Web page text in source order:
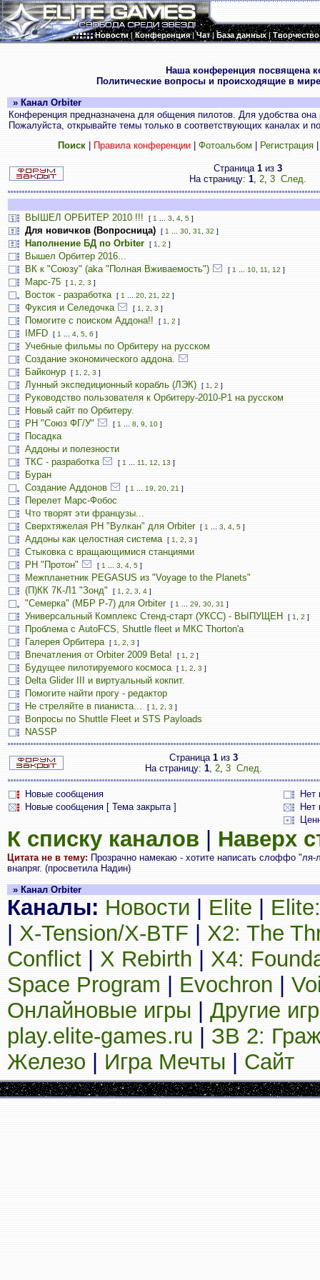
Новости|Конференция|Чат|База данных|Творчество
Наша конференция посвящена
Политические вопросы и происходящие в
» Канал Orbiter
Конференция предназначена для общения пилотов. Для удобства
Пожалуйста, открывайте темы только в соответствующих каналах и
Поиск| Правила конференции| Фотоальбом Регистрация
Страница 1 из 3
На страницу: 1, 2, 3 След.
ВЫШЕЛ ОРБИТЕР 2010 !!! [ 1 3 4 5 ]
Для новичков (Вопросница) [ 1 30 31 32 ]
Наполнение БД по Orbiter [ 1 2 ]
Вышел Орбитер 2016...
ВК к "Союзу" (aka "Полная Вживаемость")
[ 1 10 11 12 ]
Марс-75 [ 1 2 3 ]
Восток - разработка [ 1 20 21 22 ]
Фуксия и Селедочка [ 1 2 3 ]
Помогите с поиском Аддона!! [ 1 2 ]
IMFD [ 1 4 5 6 ]
Учебные фильмы по Орбитеру на русском
Создание экономического аддона.
Байконур
[ 1 2 3 ]
Лунный экспедиционный корабль (ЛЭК) [ 1 2 ]
Руководство пользователя к Орбитеру-2010-P1 на русском
Новый сайт по Орбитеру.
РН "Союз ФГ/У"
[ 1 8 9 10 ]
Посадка
Аддоны и полезности
ТКС - разработка
[ 1 11 12 13 ]
Буран
Создание Аддонов
[ 1 19 20 21 ]
Перелет Марс-Фобос
Что творят эти французы...
Сверхтяжелая РН "Вулкан" для Orbiter
[ 1 3 4 5 ]
Аддоны как целостная система [ 1 2 3 ]
Стыковка с вращающимися станциями
РН "Протон"
[ 1 3 4 5 ]
Межпланетник PEGASUS из "Voyage to the Planets"
(П)КК 7К-Л1 "Зонд"
[ 1 2 3 4 ]
"Семерка" (МБР Р-7) для Orbiter [ 1 29 30 31 ]
Универсальный Комплекс Стенд-старт (УКСС) - ВЫПУЩЕН [ 1 2 ]
Проблема с AutoFCS, Shuttle fleet и МКС Thorton'а
Галерея Орбитера
[ 1 2 3 ]
Впечатления от Orbiter 2009 Beta! [ 1 2 ]
Будущее пилотируемого космоса [ 1 2 3 ]
Delta Glider III и виртуальный кокпит.
Помогите найти прогу - редактор
Не стреляйте в пианиста...
[ 1 2 3 ]
Вопросы по Shuttle Fleet и STS Payloads
NASSP
Страница 1 из 3
На страницу: 1, 2, 3 След.
Новые сообщения
Нет
Новые сообщения [ Тема закрыта ]
Нет
К списку каналов Наверх
Цитата не в тему: Прозрачно намекаю - хотите написать слоффо
внапряг. (просветила Надин)
» Канал Orbiter
Каналы: Новости Elite
X-Tension/X-BTF
X2: The
Conflict
X Rebirth
X4:
Space Program
Evochron
Онлайновые игры
Другие
play.elite-games.ru
ЗВ 2:
Железо
Игра Мечты Сайт